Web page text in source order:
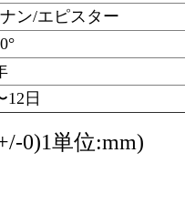
ン/エピスター
12日
0)1単位:mm)